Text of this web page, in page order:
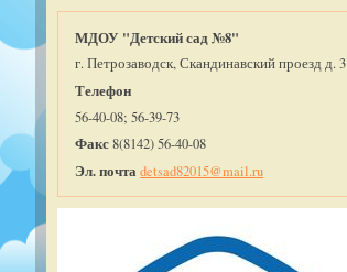
МДОУ "Детский сад №8"
г. Петрозаводск, Скандинавский проезд д. 3
Телефон
56-40-08; 56-39-73
Факс8(8142) 56-40-08
Эл. почта detsad82015@mail.ru